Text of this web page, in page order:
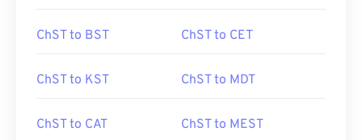
ChST to BST ChST to CET
ChST to KST ChST to MDT
ChST to CAT ChST to MEST